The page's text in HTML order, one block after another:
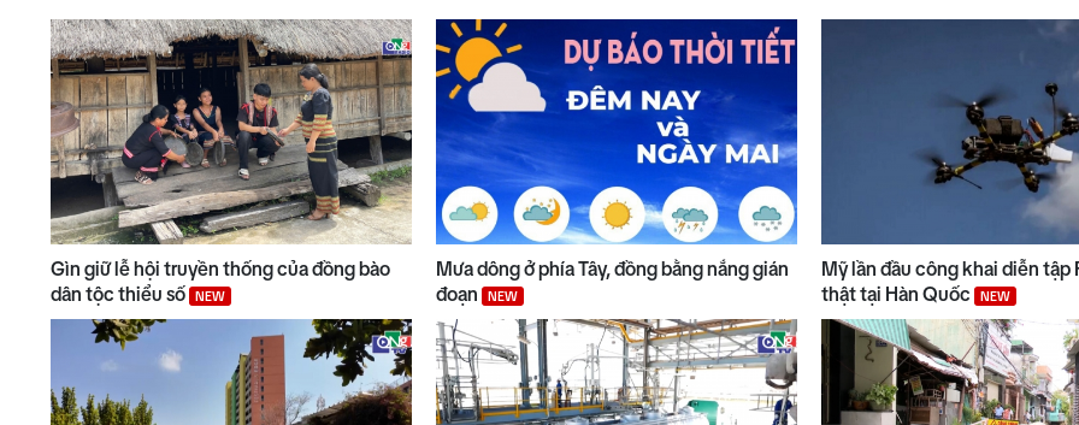
Gìn giữ lễ hội truyền thống của đồng bào
dân tộc thiểu số
NEW
Mưa dông ở phía Tây, đồng bằng nắng gián
đoạn
NEW
Mỹ lần đầu công khai diễn tập
thật tại Hàn Quốc
NEW